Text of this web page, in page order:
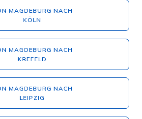
MAGDEBURG NACH
KÖLN
MAGDEBURG NACH
KREFELD
MAGDEBURG NACH
LEIPZIG